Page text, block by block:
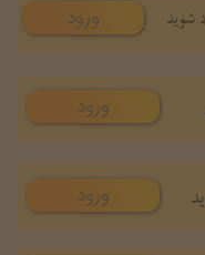
ورود
ورود
شوید ورود